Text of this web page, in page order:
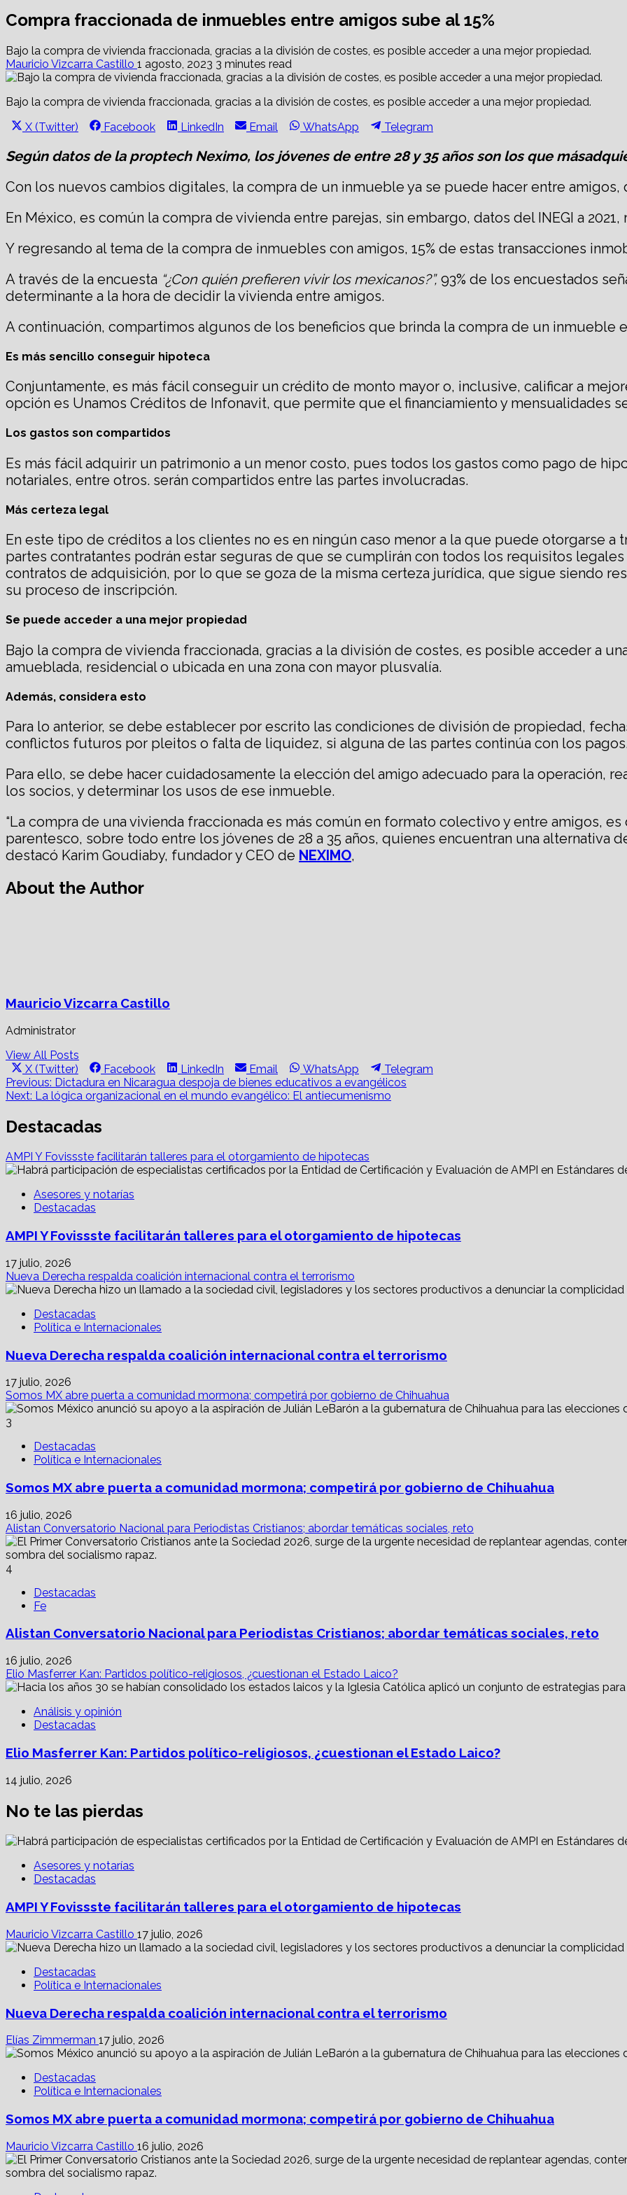
Compra fraccionada de inmuebles entre amigos sube al 15%
Bajo la compra de vivienda fraccionada, gracias a la división de costes, es posible acceder a una mejor propiedad.
Mauricio Vizcarra Castillo 1 agosto, 2023 3 minutes read
Bajo la compra de vivienda fraccionada, gracias a la división de costes, es posible acceder a una mejor propiedad.
Share
X (Twitter)
Share
Facebook
Share
LinkedIn
Share
Email
Share
WhatsApp
Share
Telegram
Según datos de la proptech Neximo, los jóvenes de entre 28 y 35 años son los que
Con los nuevos cambios digitales, la compra de un inmueble ya se puede hacer entre amigos,
En México, es común la compra de vivienda entre parejas, sin embargo, datos del INEGI a
Y regresando al tema de la compra de inmuebles con amigos, 15% de estas transacciones
A través de la encuesta “¿Con quién prefieren vivir los mexicanos?”, 93% de los encuestados
determinante a la hora de decidir la vivienda entre amigos.
A continuación, compartimos algunos de los beneficios que brinda la compra de un inmueble
Es más sencillo conseguir hipoteca
Conjuntamente, es más fácil conseguir un crédito de monto mayor o, inclusive, calificar a
opción es Unamos Créditos de Infonavit, que permite que el financiamiento y mensualidades
Los gastos son compartidos
Es más fácil adquirir un patrimonio a un menor costo, pues todos los gastos como pago de
notariales, entre otros. serán compartidos entre las partes involucradas.
Más certeza legal
En este tipo de créditos a los clientes no es en ningún caso menor a la que puede otorgarse a
partes contratantes podrán estar seguras de que se cumplirán con todos los requisitos
contratos de adquisición, por lo que se goza de la misma certeza jurídica, que sigue siendo
su proceso de inscripción.
Se puede acceder a una mejor propiedad
Bajo la compra de vivienda fraccionada, gracias a la división de costes, es posible acceder a
amueblada, residencial o ubicada en una zona con mayor plusvalía.
Además, considera esto
Para lo anterior, se debe establecer por escrito las condiciones de división de propiedad,
conflictos futuros por pleitos o falta de liquidez, si alguna de las partes continúa con los
Para ello, se debe hacer cuidadosamente la elección del amigo adecuado para la operación,
los socios, y determinar los usos de ese inmueble.
“La compra de una vivienda fraccionada es más común en formato colectivo y entre amigos,
parentesco, sobre todo entre los jóvenes de 28 a 35 años, quienes encuentran una alternativa
destacó Karim Goudiaby, fundador y CEO de NEXIMO,
About the Author
Mauricio Vizcarra Castillo
Administrator
View All Posts
Share
on
X (Twitter)
Share
on
Facebook
Share
on
LinkedIn
Share
on
Email
Share
on
WhatsApp
Share
on
Telegram
Post
navigation
Previous: Dictadura en Nicaragua despoja de bienes educativos a evangélicos
Next: La lógica organizacional en el mundo evangélico: El antiecumenismo
Destacadas
AMPI Y Fovissste facilitarán talleres para el otorgamiento de hipotecas
Asesores y notarías
Destacadas
AMPI Y Fovissste facilitarán talleres para el otorgamiento de hipotecas
17 julio, 2026
Nueva Derecha respalda coalición internacional contra el terrorismo
Destacadas
Política e Internacionales
Nueva Derecha respalda coalición internacional contra el terrorismo
17 julio, 2026
Somos MX abre puerta a comunidad mormona; competirá por gobierno de Chihuahua
3
Destacadas
Política e Internacionales
Somos MX abre puerta a comunidad mormona; competirá por gobierno de Chihuahua
16 julio, 2026
Alistan Conversatorio Nacional para Periodistas Cristianos; abordar temáticas sociales, reto
4
Destacadas
Fe
Alistan Conversatorio Nacional para Periodistas Cristianos; abordar temáticas sociales, reto
16 julio, 2026
Elio Masferrer Kan: Partidos político-religiosos, ¿cuestionan el Estado Laico?
Análisis y opinión
Destacadas
Elio Masferrer Kan: Partidos político-religiosos, ¿cuestionan el Estado Laico?
14 julio, 2026
No te las pierdas
Asesores y notarías
Destacadas
AMPI Y Fovissste facilitarán talleres para el otorgamiento de hipotecas
Mauricio Vizcarra Castillo 17 julio, 2026
Destacadas
Política e Internacionales
Nueva Derecha respalda coalición internacional contra el terrorismo
Elías Zimmerman 17 julio, 2026
Destacadas
Política e Internacionales
Somos MX abre puerta a comunidad mormona; competirá por gobierno de Chihuahua
Mauricio Vizcarra Castillo 16 julio, 2026